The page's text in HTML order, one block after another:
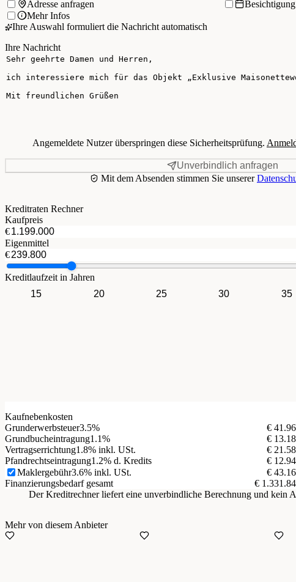
Adresse anfragen
Besichtigung
Mehr Infos
Ihre Auswahl formuliert die Nachricht automatisch
Ihre Nachricht
Angemeldete Nutzer überspringen diese Sicherheitsprüfung.
Unverbindlich anfragen
Mit dem Absenden stimmen Sie unserer
Kreditraten Rechner
Kaufpreis
€
Eigenmittel
€
Kreditlaufzeit in Jahren
15
20 25 30 35
Kaufnebenkosten
Grunderwerbsteuer3.5%
€
Grundbucheintragung1.1%
€
Vertragserrichtung1.8% inkl. USt.
€
Pfandrechtseintragung1.2% d. Kredits
€
Maklergebühr3.6% inkl. USt.
€
Finanzierungsbedarf gesamt
€
Der Kreditrechner liefert eine unverbindliche Berechnung und kein
Mehr von diesem Anbieter